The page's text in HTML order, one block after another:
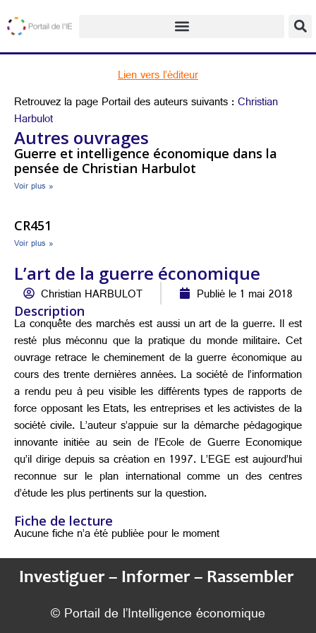
Lien vers l’éditeur
Retrouvez la page Portail des auteurs suivants :Christian
Harbulot
Autres ouvrages
Guerre et intelligence économique dans la
pensée de Christian Harbulot
Voir plus »
CR451
Voir plus »
L’art de la guerre économique
Christian HARBULOT Publié le 1 mai 2018
Description
La conquête des marchés est aussi un art de la guerre. Il est
resté plus méconnu que la pratique du monde militaire. Cet
ouvrage retrace le cheminement de la guerre économique au
cours des trente dernières années. La société de l’information
a rendu peu à peu visible les différents types de rapports de
force opposant les Etats, les entreprises et les activistes de la
société civile. L’auteur s’appuie sur la démarche pédagogique
innovante initiée au sein de l’Ecole de Guerre Economique
qu’il dirige depuis sa création en 1997. L’EGE est aujourd’hui
reconnue sur le plan international comme un des centres
d’étude les plus pertinents sur la question.
Fiche de lecture
Aucune fiche n’a été publiée pour le moment
Investiguer – Informer – Rassembler
© Portail de l’Intelligence économique